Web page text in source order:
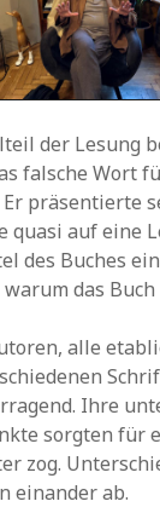
der Lesung
falsche Wort
präsentierte
quasi auf eine
des Buches
das
alle
Ihre
sorgten für
zog.
einander ab.